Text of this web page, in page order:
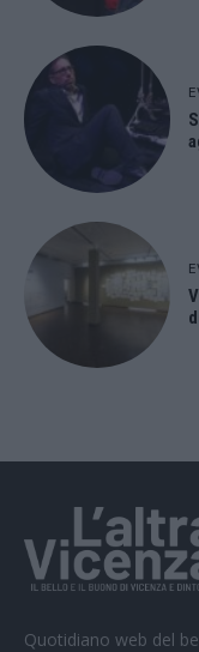
Quotidiano web del